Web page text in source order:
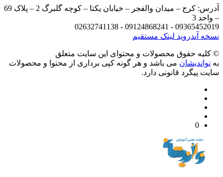
آدرس: کرج – میدان والفجر – خیابان یکتا – کوچه گلبرگ 2 – پلاک 69
3
09365452019 - 09124868241 -
آندرویدلینک مستقیم
حقوق محصولات و محتوای اين سایت متعلق
می باشد و هر گونه کپی برداری از محتوا و محصولات
پیگرد قانونی دارد.